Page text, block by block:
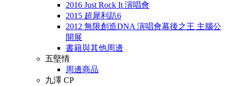
2016 Just Rock It 演唱會
2015 超犀利趴6
2012 無限創造DNA 演唱會幕後之王 主腦公
開展
書籍與其他周邊
五堅情
周邊商品
九澤 CP